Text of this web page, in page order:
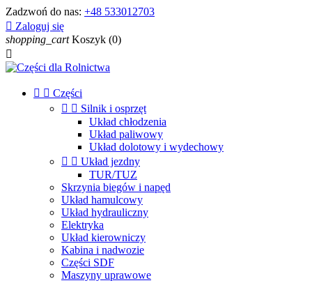
Zadzwoń do nas: +48 533012703
 Zaloguj się
shopping_cart Koszyk (0)

  Części
  Silnik i osprzęt
Układ chłodzenia
Układ paliwowy
Układ dolotowy i wydechowy
  Układ jezdny
TUR/TUZ
Skrzynia biegów i napęd
Układ hamulcowy
Układ hydrauliczny
Elektryka
Układ kierowniczy
Kabina i nadwozie
Części SDF
Maszyny uprawowe